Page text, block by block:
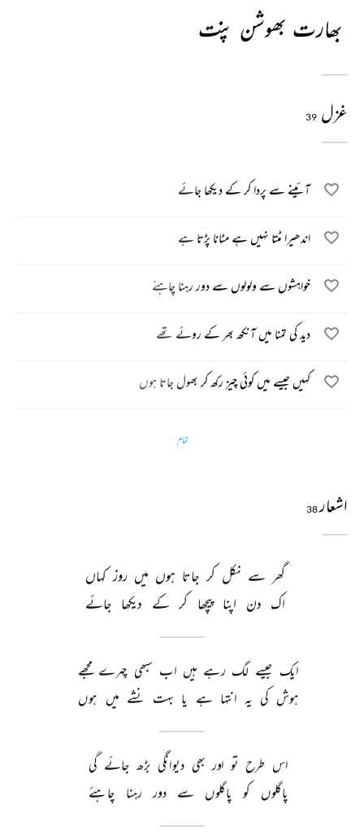
بھارت بھوشن پنت
غزل 39
آئینے سے پردا کر کے دیکھا جائے
اندھیرا مٹتا نہیں ہے مٹانا پڑتا ہے
خواہشوں سے ولولوں سے دور رہنا چاہئے
دید کی تمنا میں آنکھ بھر کے روئے تھے
کہیں جیسے میں کوئی چیز رکھ کر بھول جاتا ہوں
تمام
اشعار38
گھر سے نکل کر جاتا ہوں میں روز کہاں
اک دن اپنا پیچھا کر کے دیکھا جائے
ایک جیسے لگ رہے ہیں اب سبھی چہرے مجھے
ہوش کی یہ انتہا ہے یا بہت نشے میں ہوں
اس طرح تو اور بھی دیوانگی بڑھ جائے گی
پاگلوں
کو پاگلوں سے دور رہنا چاہئے